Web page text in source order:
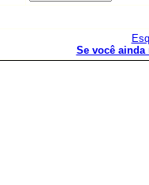
Se você